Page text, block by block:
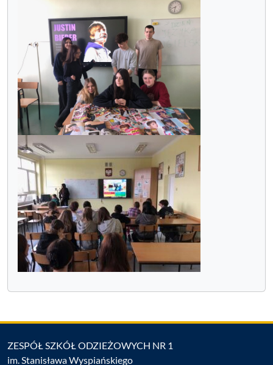
ZESPÓŁ SZKÓŁ ODZIEŻOWYCH NR 1
im. Stanisława Wyspiańskiego